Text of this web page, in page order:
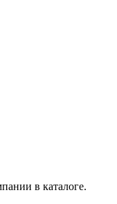
в каталоге.